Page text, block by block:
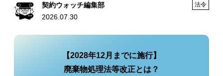
契約ウォッチ編集部
2026.07.30
法令
【2028年12月までに施行】
廃棄物処理法等改正とは？